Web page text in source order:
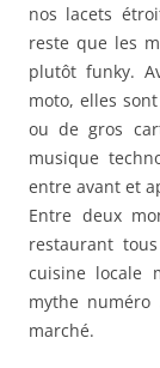
nos lacets
reste que les
plutôt funky.
moto, elles
ou de gros
musique
entre avant et
Entre deux
restaurant
cuisine locale
mythe
marché.